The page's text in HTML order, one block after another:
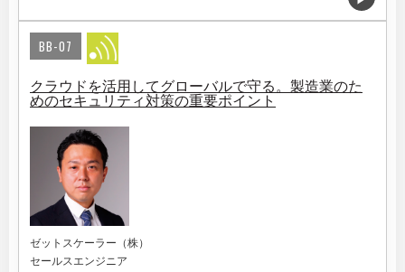
BB-07
クラウドを活用してグローバルで守る。製造業のた
めのセキュリティ対策の重要ポイント
ゼットスケーラー（株）
セールスエンジニア